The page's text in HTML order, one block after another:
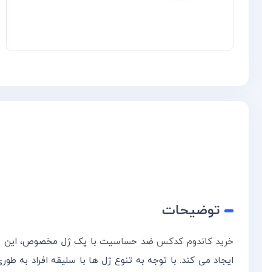
توضیحات
خرید کاندوم کدکس
ایجاد می کند. با توجه به تنوع ژل ها با سلیقه افراد